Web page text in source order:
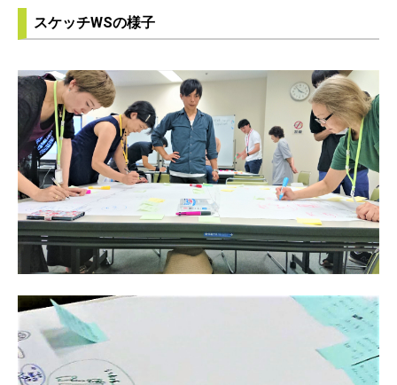
スケッチWSの様子